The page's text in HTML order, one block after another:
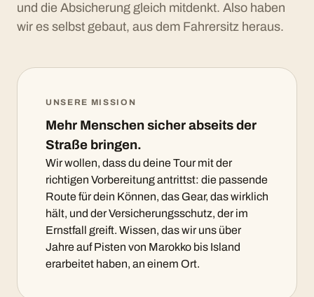
und die Absicherung gleich mitdenkt. Also haben
wir es selbst gebaut, aus dem Fahrersitz heraus.
UNSERE MISSION
Mehr Menschen sicher abseits der
Straße bringen.
Wir wollen, dass du deine Tour mit der
richtigen Vorbereitung antrittst: die passende
Route für dein Können, das Gear, das wirklich
hält, und der Versicherungsschutz, der im
Ernstfall greift. Wissen, das wir uns über
Jahre auf Pisten von Marokko bis Island
erarbeitet haben, an einem Ort.